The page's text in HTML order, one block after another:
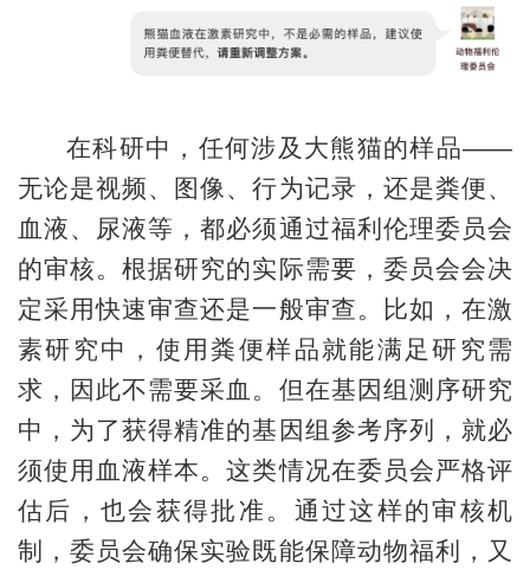
在科研中，任何涉及大熊猫的样品——
无论是视频、图像、行为记录，还是粪便、
血液、尿液等，都必须通过福利伦理委员会
的审核。根据研究的实际需要，委员会会决
定采用快速审查还是一般审查。比如，在激
素研究中，使用粪便样品就能满足研究需
求，因此不需要采血。但在基因组测序研究
中，为了获得精准的基因组参考序列，就必
须使用血液样本。这类情况在委员会严格评
估后，也会获得批准。通过这样的审核机
制，委员会确保实验既能保障动物福利，又